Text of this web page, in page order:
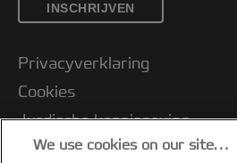
INSCHRIJVEN
Privacyverklaring
Cookies
Jurdische kennisgeving
Imprint
We use cookies on our site…